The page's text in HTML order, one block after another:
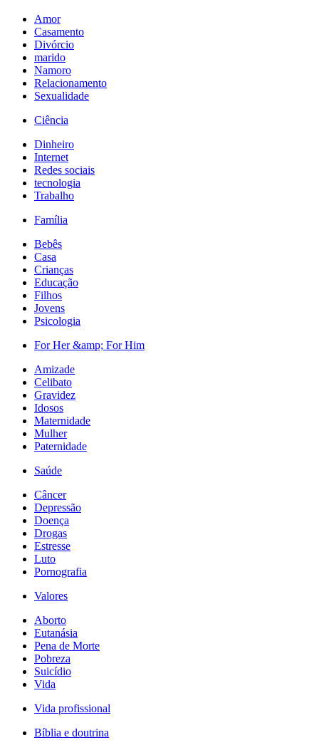
Amor
Casamento
Divórcio
marido
Namoro
Relacionamento
Sexualidade
Ciência
Dinheiro
Internet
Redes sociais
tecnologia
Trabalho
Família
Bebês
Casa
Crianças
Educação
Filhos
Jovens
Psicologia
For Her &amp; For Him
Amizade
Celibato
Gravidez
Idosos
Maternidade
Mulher
Paternidade
Saúde
Câncer
Depressão
Doença
Drogas
Estresse
Luto
Pornografia
Valores
Aborto
Eutanásia
Pena de Morte
Pobreza
Suicídio
Vida
Vida profissional
Bíblia e doutrina